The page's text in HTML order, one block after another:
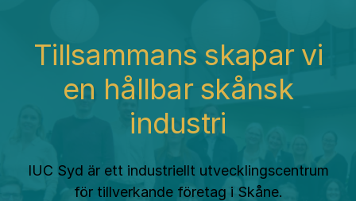
Tillsammans skapar vi
en hållbar skånsk
industri
IUC Syd är ett industriellt utvecklingscentrum
för tillverkande företag i Skåne.